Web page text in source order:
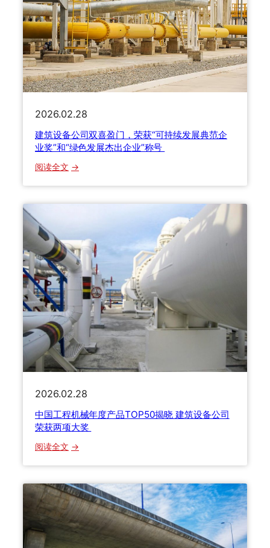
筑
设
备
集
团
公
司
中
客
户
携
2026.02.28
建筑设备公司双喜盈门，荣获“可持续发展典范企
业奖”和“绿色发展杰出企业”称号
阅读全文 ：
司
双
喜
门
，
荣
获
“
可
持
发
展
典
业
奖
和
2026.02.28
中国工程机械年度产品TOP50揭晓 建筑设备公司
荣获两项大奖
阅读全文 ：
工
程
机
械